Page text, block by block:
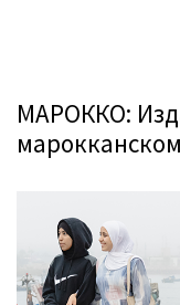
МАРОККО: